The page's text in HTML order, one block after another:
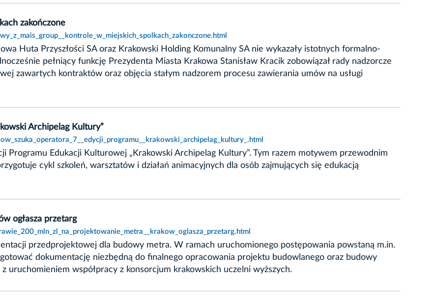
zakończone
Huta Przyszłości SA oraz Krakowski Holding Komunalny SA nie wykazały istotnych formalno-
pełniący funkcję Prezydenta Miasta Krakowa Stanisław Kracik zobowiązał rady nadzorcze
zawartych kontraktów oraz objęcia stałym nadzorem procesu zawierania umów na usługi
Archipelag Kultury”
Programu Edukacji Kulturowej „Krakowski Archipelag Kultury”. Tym razem motywem przewodnim
cykl szkoleń, warsztatów i działań animacyjnych dla osób zajmujących się edukacją
ogłasza przetarg
przedprojektowej dla budowy metra. W ramach uruchomionego postępowania powstaną m.in.
dokumentację niezbędną do finalnego opracowania projektu budowlanego oraz budowy
uruchomieniem współpracy z konsorcjum krakowskich uczelni wyższych.